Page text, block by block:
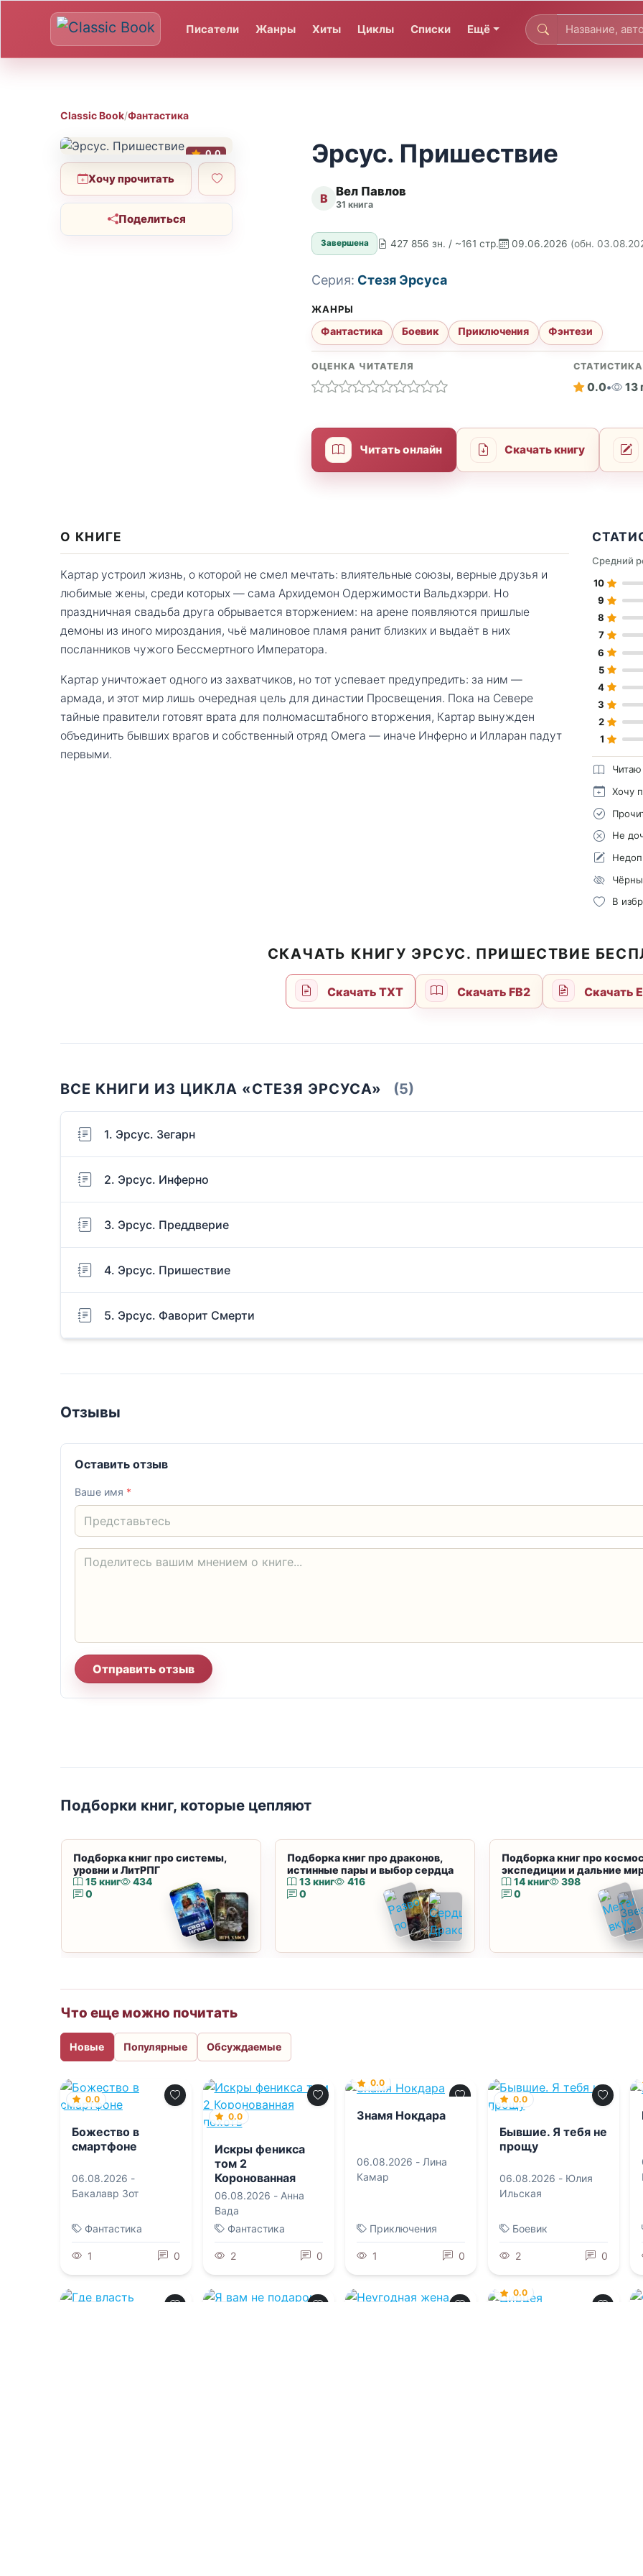
Писатели Жанры Хиты Циклы Списки Ещё
Classic Book/Фантастика
0.0
Хочу прочитать
Поделиться
Эрсус. Пришествие
В Вел Павлов
31 книга
Завершена 427 856 зн. / ~161 стр. 09.06.2026 (обн.
Серия: Стезя Эрсуса
ЖАНРЫ
Фантастика Боевик Приключения Фэнтези
ОЦЕНКА ЧИТАТЕЛЯ СТАТИСТИКА
0.0• 13
Читать онлайн Скачать книгу
О КНИГЕ
Картар устроил жизнь, о которой не смел мечтать: влиятельные союзы, верные друзья и
любимые жены, среди которых — сама Архидемон Одержимости Вальдхэрри. Но
праздничная свадьба друга обрывается вторжением: на арене появляются пришлые
демоны из иного мироздания, чьё малиновое пламя ранит близких и выдаёт в них
посланников чужого Бессмертного Императора.
Картар уничтожает одного из захватчиков, но тот успевает предупредить: за ним —
армада, и этот мир лишь очередная цель для династии Просвещения. Пока на Севере
тайные правители готовят врата для полномасштабного вторжения, Картар вынужден
объединить бывших врагов и собственный отряд Омега — иначе Инферно и Илларан падут
первыми.
Средний
10
9
8
7
6
5
4
3
2
1
Читаю
Хочу
Не
В
СКАЧАТЬ КНИГУ ЭРСУС. ПРИШЕСТВИЕ
Скачать TXT Скачать FB2 Скачать
ВСЕ КНИГИ ИЗ ЦИКЛА «СТЕЗЯ ЭРСУСА» (5)
1. Эрсус. Зегарн
2. Эрсус. Инферно
3. Эрсус. Преддверие
4. Эрсус. Пришествие
5. Эрсус. Фаворит Смерти
Отзывы
Оставить отзыв
Ваше имя *
Отправить отзыв
Подборки книг, которые цепляют
Подборка книг про системы,
уровни и ЛитРПГ
15 книг
434
0
Подборка книг про драконов,
истинные пары и выбор сердца
13 книг
416
0
Подборка книг про
экспедиции и дальние
14 книг
398
0
Что еще можно почитать
Новые Популярные Обсуждаемые
0.0
Божество в
смартфоне
06.08.2026 -
Бакалавр Зот
Фантастика
1 0
0.0
Искры феникса
том 2
Коронованная
похоть
06.08.2026 - Анна
Вада
Фантастика
2 0
0.0
Знамя Нокдара
06.08.2026 - Лина
Камар
Приключения
1 0
0.0
Бывшие. Я тебя не
прощу
06.08.2026 - Юлия
Ильская
Боевик
2 0
0.0